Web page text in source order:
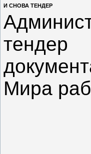
И СНОВА ТЕНДЕР
Мира